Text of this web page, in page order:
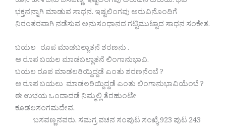
ಭಕ್ತನನ್ನಾಗಿ ಮಾಡುವ ಸಾಧನ. ಇಷ್ಟಲಿಂಗವು ಅರುವಿನೊಂದಿಗೆ
ನಿರಂತರವಾಗಿ ನಡೆಸುವ ಅನುಸಂಧಾನದ ಗಟ್ಟಿಮುಟ್ಟಾದ ಸಾಧನ ಸಂಕೇತ.
ಬಯಲ ರೂಪ ಮಾಡಬಲ್ಲಾತನೆ ಶರಣನು .
ಆ ರೂಪ ಬಯಲ ಮಾಡಬಲ್ಲಾತನೆ ಲಿಂಗಾನುಭಾವಿ.
ಬಯಲ ರೂಪ ಮಾಡಲರಿಯ್ದಿದ್ದಡೆ ಎಂತು ಶರಣನೆಂಬೆ ?
ಆ ರೂಪ ಬಯಲು ಮಾಡಲರಿಯ್ದಿದ್ದಡೆ ಎಂತು ಲಿಂಗಾನುಭಾವಿಯೆಂಬೆ ?
ಈ ಉಭಯ ಒಂದಾದಡೆ ನಿಮ್ಮಲ್ಲಿ ತೆರಹುಂಟೇ
ಕೂಡಲಸಂಗಮದೇವ.
ಬಸವಣ್ಣನವರು. ಸಮಗ್ರ ವಚನ ಸಂಪುಟ ಸಂಖ್ಯೆ 923 ಪುಟ 243